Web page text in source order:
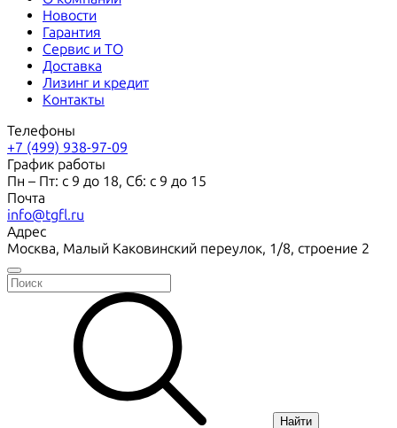
Новости
Гарантия
Сервис и ТО
Доставка
Лизинг и кредит
Контакты
Телефоны
+7 (499) 938-97-09
График работы
Пн – Пт: с 9 до 18, Сб: с 9 до 15
Почта
info@tgfl.ru
Адрес
Москва, Малый Каковинский переулок, 1/8, строение 2
Найти